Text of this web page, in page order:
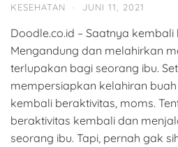
KESEHATAN · JUNI 11, 2021
Doodle.co.id – Saatnya
Mengandung dan melahirkan
terlupakan bagi seorang ibu.
mempersiapkan kelahiran
kembali beraktivitas, moms.
beraktivitas kembali dan
seorang ibu. Tapi, pernah gak